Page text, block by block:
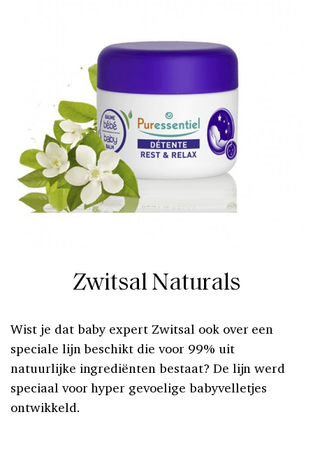
Zwitsal Naturals
Wist je dat baby expert Zwitsal ook over een
speciale lijn beschikt die voor 99% uit
natuurlijke ingrediënten bestaat? De lijn werd
speciaal voor hyper gevoelige babyvelletjes
ontwikkeld.